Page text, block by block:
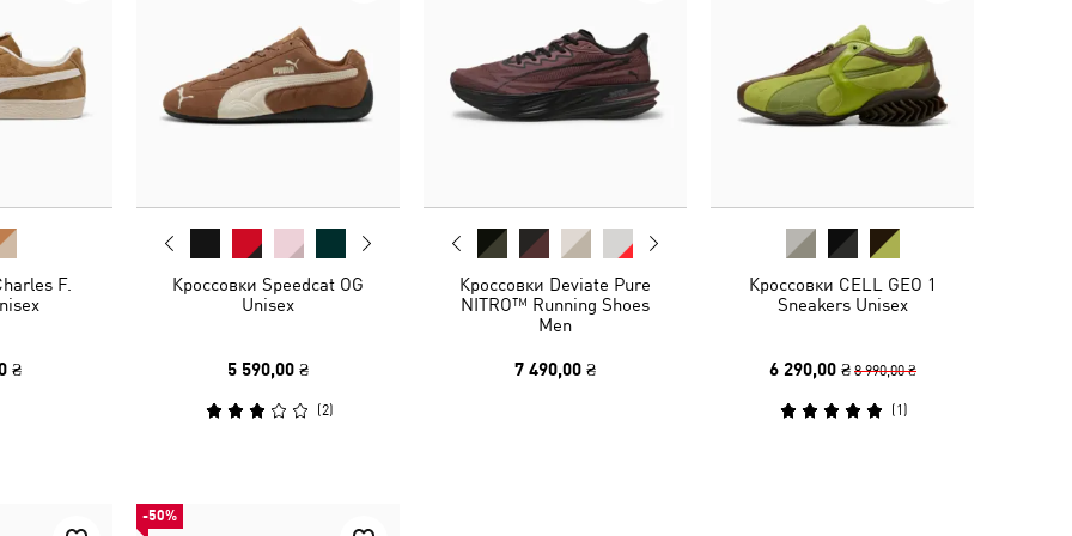
F.
₴
Кроссовки Speedcat OG
Unisex
5 590,00 ₴
(2)
Кроссовки Deviate Pure
NITRO™ Running Shoes
Men
7 490,00 ₴
Кроссовки CELL GEO 1
Sneakers Unisex
6 290,00 ₴ 8 990,00 ₴
(1 )
-50%